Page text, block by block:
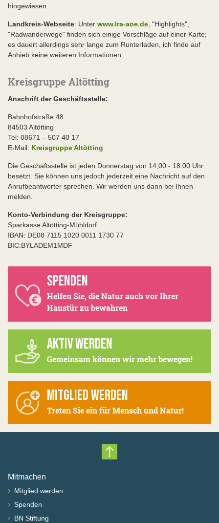
hingewiesen.
Landkreis-Webseite: Unter www.lra-aoe.de , "Highlights",
"Radwanderwege" finden sich einige Vorschläge auf einer Karte;
es dauert allerdings sehr lange zum Runterladen, ich finde auf
Anhieb keine weiteren Informationen.
Kreisgruppe Altötting
Anschrift der Geschäftsstelle:
Bahnhofstraße 48
84503 Altötting
Tel: 08671 – 507 40 17
E-Mail: Kreisgruppe Altötting
Die Geschäftsstelle ist jeden Donnerstag von 14;00 - 18:00 Uhr
besetzt. Sie können uns jedoch jederzeit eine Nachricht auf den
Anrufbeantworter sprechen. Wir werden uns dann bei Ihnen
melden.
Konto-Verbindung der Kreisgruppe:
Sparkasse Altötting-Mühldorf
IBAN: DE08 7115 1020 0011 1730 77
BIC:BYLADEM1MDF
SPENDEN
Helfen Sie, die Natur auch vor Ihrer
Haustür zu bewahren
AKTIV WERDEN
Gemeinsam können wir mehr bewegen!
MITGLIED WERDEN
Treten Sie ein für Mensch und Natur!
Nach oben scrollen
Mitmachen
› Mitglied werden
› Spenden
› BN Stiftung